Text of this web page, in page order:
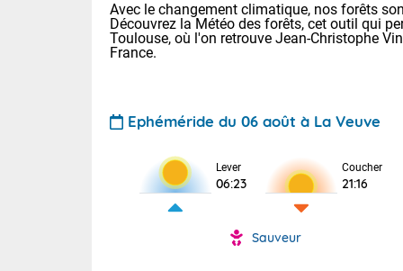
Avec le changement climatique, nos forêts
Découvrez la Météo des forêts, cet outil qui
Toulouse, où l'on retrouve Jean-Christophe
France.
Ephéméride du 06 août à La Veuve
Lever
06:23
Coucher
21:16
Sauveur
Voici les
: 11/23 Paris
Clermont-
Lille : 15/24